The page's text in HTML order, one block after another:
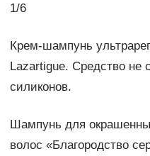
1/6
Крем-шампунь
Lazartigue. Средство не
силиконов.
Шампунь для
волос «Благородство